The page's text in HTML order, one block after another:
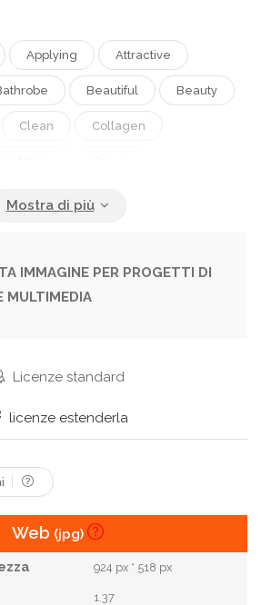
Applying Attractive
Beautiful Beauty
Clean Collagen
Face Facial
Hydration Hygiene
Natural
Skincare
Towel
IMMAGINE PER PROGETTI DI
MULTIMEDIA
Licenze standard
licenze estenderla
Web (jpg)
924 px * 518 px
1.37